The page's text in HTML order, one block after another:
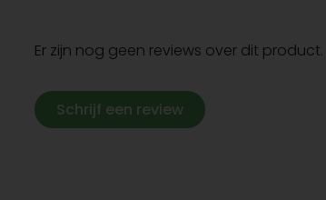
Er zijn nog geen reviews over dit product.
Schrijf een review